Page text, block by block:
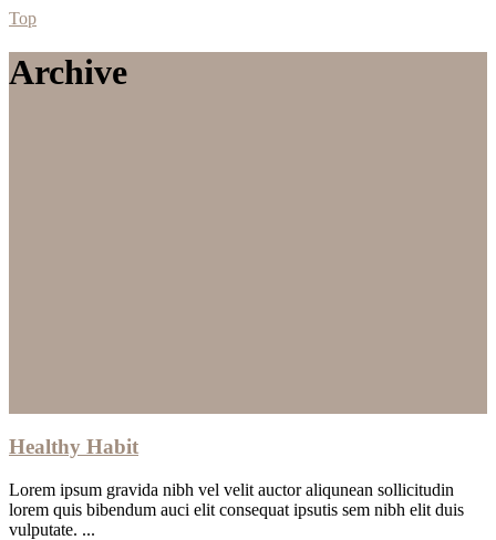
Top
Archive
Healthy Habit
Lorem ipsum gravida nibh vel velit auctor aliqunean sollicitudin
lorem quis bibendum auci elit consequat ipsutis sem nibh elit duis
vulputate. ...